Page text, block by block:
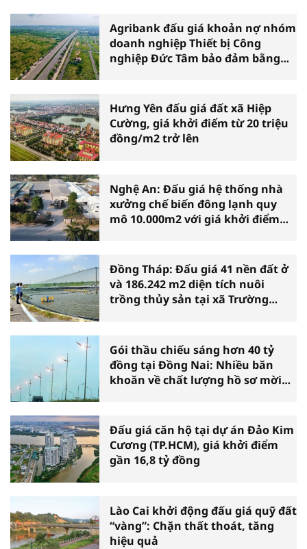
Agribank đấu giá khoản nợ nhóm
doanh nghiệp Thiết bị Công
nghiệp Đức Tâm bảo đảm bằng
Hưng Yên đấu giá đất xã Hiệp
Cường, giá khởi điểm từ 20 triệu
đồng/m2 trở lên
Nghệ An: Đấu giá hệ thống nhà
xưởng chế biến đông lạnh quy
mô 10.000m2 với giá khởi điểm
Đồng Tháp: Đấu giá 41 nền đất ở
và 186.242 m2 diện tích nuôi
trồng thủy sản tại xã Trường
Gói thầu chiếu sáng hơn 40 tỷ
đồng tại Đồng Nai: Nhiều băn
khoăn về chất lượng hồ sơ mời
Đấu giá căn hộ tại dự án Đảo Kim
Cương (TP.HCM), giá khởi điểm
gần 16,8 tỷ đồng
Lào Cai khởi động đấu giá quỹ đất
“vàng”: Chặn thất thoát, tăng
hiệu quả